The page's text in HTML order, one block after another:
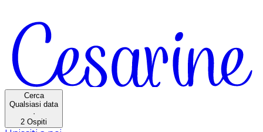
Cerca
Qualsiasi data
·
2 Ospiti